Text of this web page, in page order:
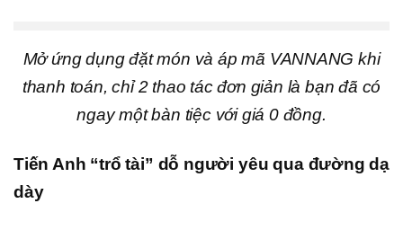
Mở ứng dụng đặt món và áp mã VANNANG khi
thanh toán, chỉ 2 thao tác đơn giản là bạn đã có
ngay một bàn tiệc với giá 0 đồng.
Tiến Anh “trổ tài” dỗ người yêu qua đường dạ
dày